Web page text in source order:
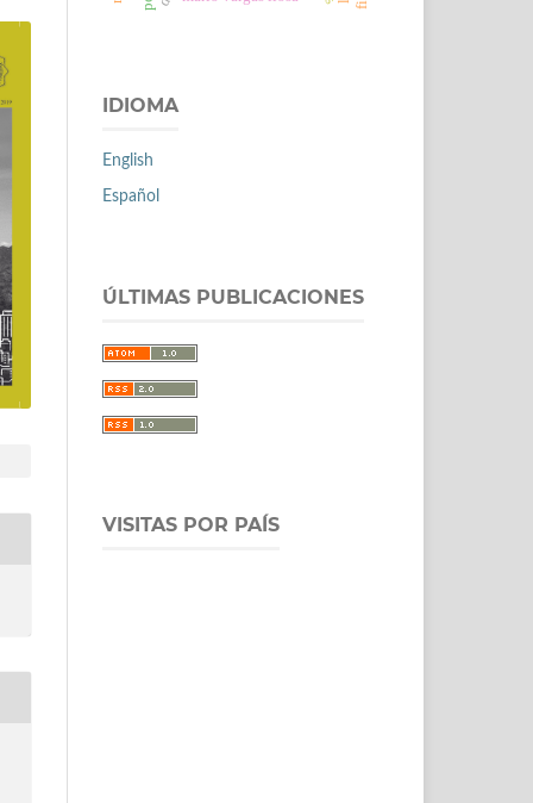
IDIOMA
English
Español
ÚLTIMAS PUBLICACIONES
VISITAS POR PAÍS